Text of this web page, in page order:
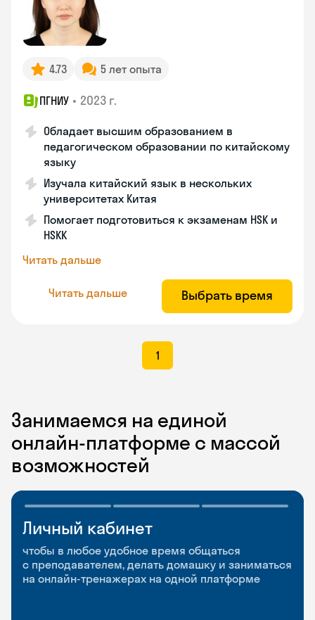
4.73 5 лет опыта
ПГНИУ • 2023 г.
Обладает высшим образованием в
педагогическом образовании по китайскому
языку
Изучала китайский язык в нескольких
университетах Китая
Помогает подготовиться к экзаменам HSK и
HSKK
Читать дальше
Читать дальше Выбрать время
1
Занимаемся на единой
онлайн-платформе с массой
возможностей
Личный кабинет
чтобы в любое удобное время общаться
с преподавателем, делать домашку и заниматься
на онлайн-тренажерах на одной платформе
Мобильное
приложение
чтобы заниматься и изучать новые слова где
и когда удобно
Разговорные клубы
и Talks
Групповые занятия для разговорной практики
и индивидуальные встречи с преподавателями